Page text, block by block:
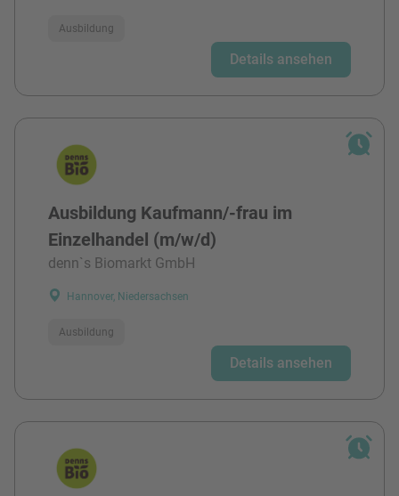
Ausbildung
Details ansehen
Ausbildung Kaufmann/-frau im
Einzelhandel (m/w/d)
denn`s Biomarkt GmbH
Hannover, Niedersachsen
Ausbildung
Details ansehen